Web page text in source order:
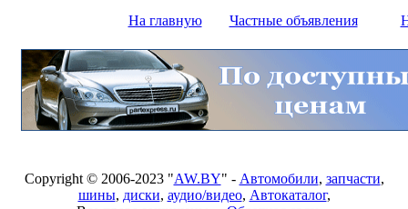
На главную Частные объявления
Copyright © 2006-2023 "AW.BY" - Автомобили, запчасти,
шины, диски, аудио/видео, Автокаталог,